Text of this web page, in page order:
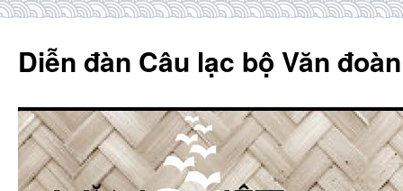
content
Diễn đàn Câu lạc bộ Văn